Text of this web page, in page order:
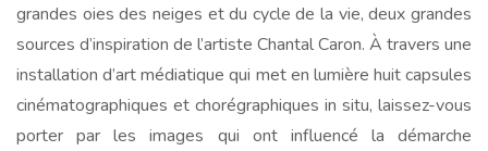
grandes oies des neiges et du cycle de la vie, deux grandes
sources d’inspiration de l’artiste Chantal Caron. À travers une
installation d’art médiatique qui met en lumière huit capsules
cinématographiques et chorégraphiques in situ, laissez-vous
porter par les images qui ont influencé la démarche